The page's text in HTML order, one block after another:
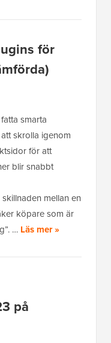
för
smarta
skrolla igenom
för att
blir snabbt
mellan en
köpare som är
… Läs mer »
på